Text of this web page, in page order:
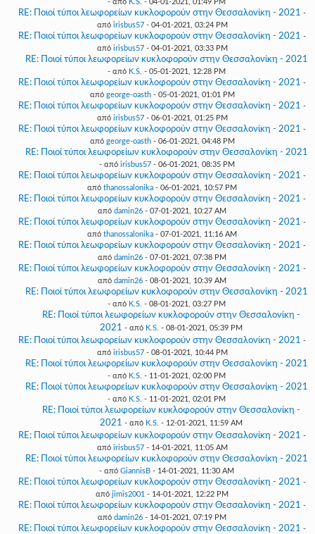
- από K.S. - 04-01-2021, 01:49 PM
RE: Ποιοί τύποι λεωφορείων κυκλοφορούν στην Θεσσαλονίκη - 2021 -
από irisbus57- 04-01-2021, 03:24 PM
RE: Ποιοί τύποι λεωφορείων κυκλοφορούν στην Θεσσαλονίκη - 2021 -
από irisbus57- 04-01-2021, 03:33 PM
RE: Ποιοί τύποι λεωφορείων κυκλοφορούν στην Θεσσαλονίκη - 2021
- από K.S. - 05-01-2021, 12:28 PM
RE: Ποιοί τύποι λεωφορείων κυκλοφορούν στην Θεσσαλονίκη - 2021 -
από george-oasth- 05-01-2021, 01:01 PM
RE: Ποιοί τύποι λεωφορείων κυκλοφορούν στην Θεσσαλονίκη - 2021 -
από irisbus57- 06-01-2021, 01:25 PM
RE: Ποιοί τύποι λεωφορείων κυκλοφορούν στην Θεσσαλονίκη - 2021 -
από george-oasth- 06-01-2021, 04:48 PM
RE: Ποιοί τύποι λεωφορείων κυκλοφορούν στην Θεσσαλονίκη - 2021
- από irisbus57- 06-01-2021, 08:35 PM
RE: Ποιοί τύποι λεωφορείων κυκλοφορούν στην Θεσσαλονίκη - 2021 -
από thanossalonika - 06-01-2021, 10:57 PM
RE: Ποιοί τύποι λεωφορείων κυκλοφορούν στην Θεσσαλονίκη - 2021 -
από damin26 - 07-01-2021, 10:27 AM
RE: Ποιοί τύποι λεωφορείων κυκλοφορούν στην Θεσσαλονίκη - 2021 -
από thanossalonika - 07-01-2021, 11:16 AM
RE: Ποιοί τύποι λεωφορείων κυκλοφορούν στην Θεσσαλονίκη - 2021 -
από damin26 - 07-01-2021, 07:38 PM
RE: Ποιοί τύποι λεωφορείων κυκλοφορούν στην Θεσσαλονίκη - 2021 -
από damin26 - 08-01-2021, 10:39 AM
RE: Ποιοί τύποι λεωφορείων κυκλοφορούν στην Θεσσαλονίκη - 2021
- από K.S. - 08-01-2021, 03:27 PM
RE: Ποιοί τύποι λεωφορείων κυκλοφορούν στην Θεσσαλονίκη -
2021 - από K.S. - 08-01-2021, 05:39 PM
RE: Ποιοί τύποι λεωφορείων κυκλοφορούν στην Θεσσαλονίκη - 2021 -
από irisbus57- 08-01-2021, 10:44 PM
RE: Ποιοί τύποι λεωφορείων κυκλοφορούν στην Θεσσαλονίκη - 2021
- από K.S. - 11-01-2021, 02:00 PM
RE: Ποιοί τύποι λεωφορείων κυκλοφορούν στην Θεσσαλονίκη - 2021
- από K.S. - 11-01-2021, 02:01 PM
RE: Ποιοί τύποι λεωφορείων κυκλοφορούν στην Θεσσαλονίκη -
2021 - από K.S. - 12-01-2021, 11:59 AM
RE: Ποιοί τύποι λεωφορείων κυκλοφορούν στην Θεσσαλονίκη - 2021 -
από irisbus57- 14-01-2021, 11:05 AM
RE: Ποιοί τύποι λεωφορείων κυκλοφορούν στην Θεσσαλονίκη - 2021
- από GiannisB - 14-01-2021, 11:30 AM
RE: Ποιοί τύποι λεωφορείων κυκλοφορούν στην Θεσσαλονίκη - 2021 -
από jimis2001 - 14-01-2021, 12:22 PM
RE: Ποιοί τύποι λεωφορείων κυκλοφορούν στην Θεσσαλονίκη - 2021 -
από damin26 - 14-01-2021, 07:19 PM
RE: Ποιοί τύποι λεωφορείων κυκλοφορούν στην Θεσσαλονίκη - 2021 -